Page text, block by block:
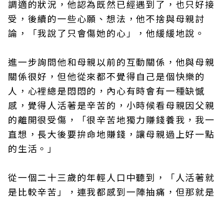
調適的狀況，他認為既然已經遇到了，也只好接
受，後續的一些心願、想法，他不捨與母親討
論，「我說了只會傷她的心」，他緩緩地說。
進一步詢問他和母親以前的互動關係，他與母親
關係很好，但他從來都不覺得自己是個快樂的
人，心裡總是悶悶的，內心有時會有一種缺憾
感，覺得人活著是辛苦的，小時候看母親因父親
的離開很受傷，「很辛苦地獨力賺錢養我，我一
直想，長大後要拚命地賺錢，讓母親過上好一點
的生活。」
從一個二十三歲的年輕人口中聽到，「人活著就
是比較辛苦」，連我都感到一陣抽痛，但那就是